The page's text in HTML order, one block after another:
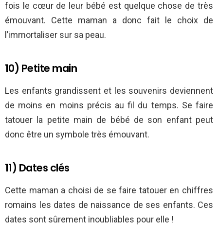
fois le cœur de leur bébé est quelque chose de très
émouvant. Cette maman a donc fait le choix de
l’immortaliser sur sa peau.
10) Petite main
Les enfants grandissent et les souvenirs deviennent
de moins en moins précis au fil du temps. Se faire
tatouer la petite main de bébé de son enfant peut
donc être un symbole très émouvant.
11) Dates clés
Cette maman a choisi de se faire tatouer en chiffres
romains les dates de naissance de ses enfants. Ces
dates sont sûrement inoubliables pour elle !